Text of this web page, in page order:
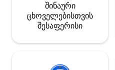
შინაური
ცხოველებისთვის
შესაფერისი